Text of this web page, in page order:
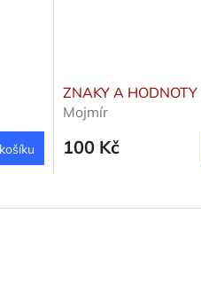
ZNAKY A HODNOTY
Mojmír
100 Kč